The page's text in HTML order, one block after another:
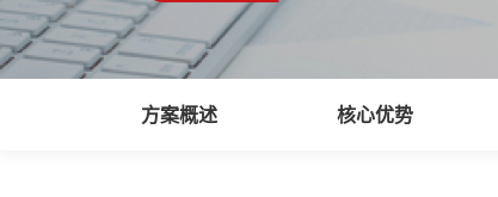
方案概述 核心优势